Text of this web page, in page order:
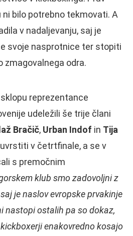
ni bilo potrebno tekmovati. A
v nadaljevanju, saj je
svoje nasprotnice ter stopiti
zmagovalnega odra.
reprezentance
udeležili še trije člani
Bračič, Urban Indof in Tija
v četrtfinale, a se v
s premočnim
klub smo zadovoljni z
je naslov evropske prvakinje
nastopi ostalih pa so dokaz,
enakovredno kosajo